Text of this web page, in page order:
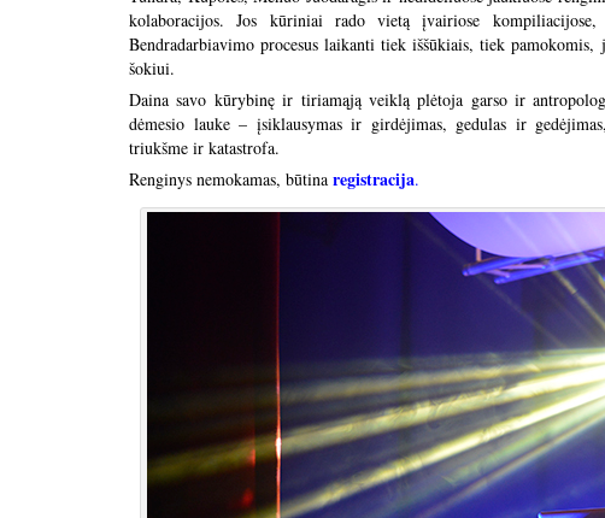
kolaboracijos. Jos kūriniai rado vietą įvairiose
Bendradarbiavimo procesus laikanti tiek iššūkiais, tiek
šokiui.
Daina savo kūrybinę ir tiriamąją veiklą plėtoja garso ir
dėmesio lauke – įsiklausymas ir girdėjimas, gedulas ir
triukšme ir katastrofa.
Renginys nemokamas, būtina registracija.